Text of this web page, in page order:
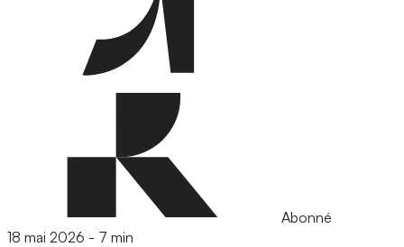
Abonné
18 mai 2026 - 7 min